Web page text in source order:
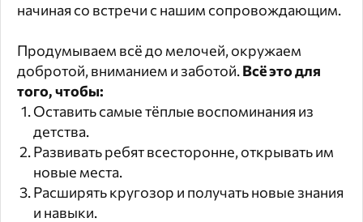
начиная со встречи с нашим сопровождающим.
Продумываем всё до мелочей, окружаем
добротой, вниманием и заботой.Всё это для
того, чтобы:
Оставить самые тёплые воспоминания из
детства.
Развивать ребят всесторонне, открывать им
новые места.
Расширять кругозор и получать новые знания
и навыки.